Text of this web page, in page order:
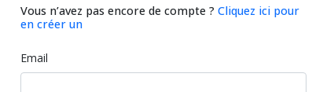
Vous n’avez pas encore de compte ? Cliquez ici pour
en créer un
Email